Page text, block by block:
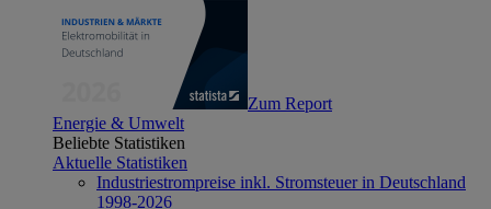
Zum Report
Energie & Umwelt
Beliebte Statistiken
Aktuelle Statistiken
Industriestrompreise inkl. Stromsteuer in Deutschland
1998-2026